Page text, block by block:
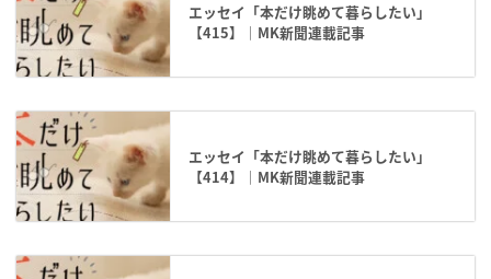
エッセイ「本だけ眺めて暮らしたい」
【415】｜MK新聞連載記事
エッセイ「本だけ眺めて暮らしたい」
【414】｜MK新聞連載記事